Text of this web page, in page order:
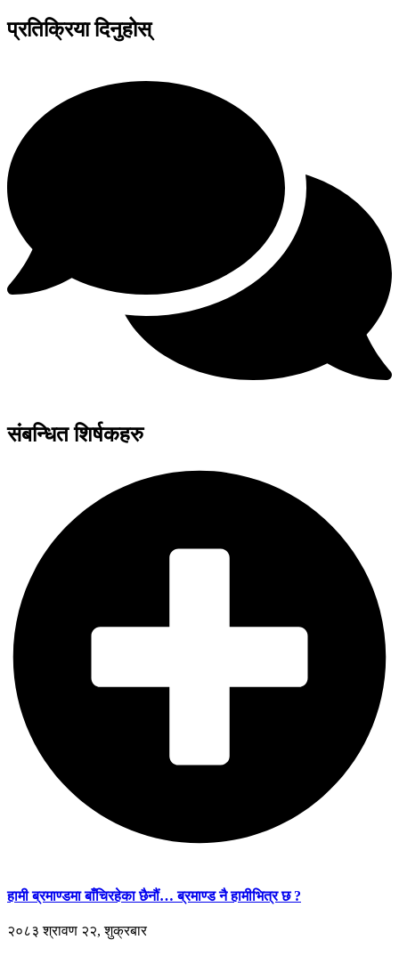
प्रतिक्रिया दिनुहोस्
संबन्धित शिर्षकहरु
हामी ब्रमाण्डमा बाँचिरहेका छैनौं… ब्रमाण्ड नै हामीभित्र छ ?
२०८३ श्रावण २२, शुक्रबार